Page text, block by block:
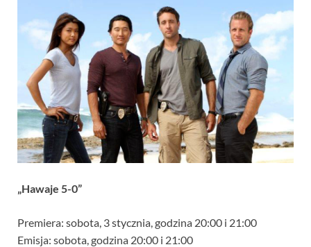
„Hawaje 5-0”
Premiera: sobota, 3 stycznia, godzina 20:00 i 21:00
Emisja: sobota, godzina 20:00 i 21:00